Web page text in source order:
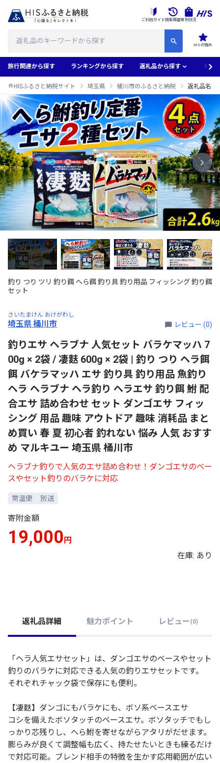
HISの強み
ご利用ガイド検索履歴寄附状況
旅行関連から探す ランキングから探す 返礼品から探す 地域
HISふるさと納税サイト 埼玉県 桶川市のふるさと納税 返礼品名
釣り つり ツリ 釣り餌 へら餌 釣り具 釣り用品 フィッシング 釣り餌
セット
さいたまけん おけがわし
埼玉県 桶川市 レビュー (0)
釣りエサ ヘラブナ 人気セット バラケマッハ 7
00g × 2袋 / 凄麩 600g × 2袋 | 釣り つり ヘラ餌
餌 バケラマッハ エサ 釣り具 釣り用品 魚釣り
ヘラ ヘラブナ ヘラ釣り ヘラエサ 釣り餌 鮒 配
合エサ 詰め合わせ セット ダンゴエサ フィッ
シング 用品 趣味 アウトドア 趣味 消耗品 まと
め買い 春 夏 初心者 釣れない 悩み 人気 おすす
め マルキユー 埼玉県 桶川市
ヘラブナ釣りで人気のエサ詰め合わせ！ダンゴエサのベー
スやセット釣りのバラケに対応
常温便 別送
寄附金額
19,000 円
在庫: あり
返礼品詳細 魅力ポイント レビュー (0)
「ヘラ人気エサセット」は、ダンゴエサのベースやセット
釣りのバラケに対応できる人気の釣りエサセットです。
それぞれチャック袋で保存にも便利。
【凄麩】ダンゴにもバラケにも、ボソ系ベースエサ
コシを備えたボソタッチのベースエサ。ボソタッチでもし
っかり芯残りし、へら鮒を寄せながらアタリがだせます。
膨らみが良くて調整幅も広く、持たせたいときも練るだけ
で対応可能。ブレンド相手の特徴を生かす応用範囲が広い